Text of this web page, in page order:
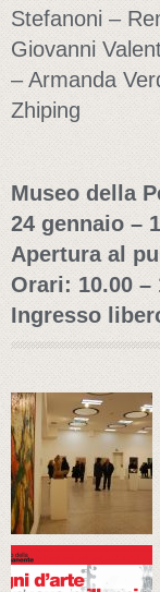
Stefanoni –
Giovanni
– Armanda
Zhiping
Museo della
24 gennaio –
Apertura al
Orari: 10.00 –
Ingresso